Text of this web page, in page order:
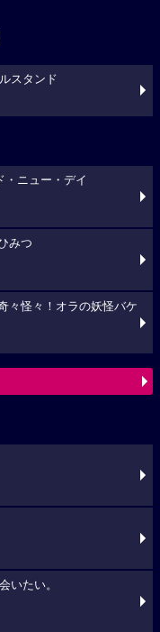
スタンド
ニュー・デイ
みつ
々怪々！オラの妖怪バケ
いたい。